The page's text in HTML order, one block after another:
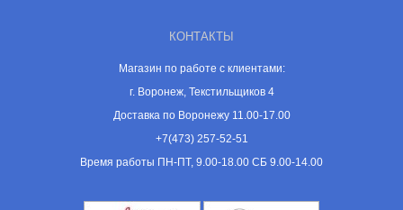
КОНТАКТЫ
Магазин по работе с клиентами:
г. Воронеж, Текстильщиков 4
Доставка по Воронежу 11.00-17.00
+7(473) 257-52-51
Время работы ПН-ПТ, 9.00-18.00 СБ 9.00-14.00